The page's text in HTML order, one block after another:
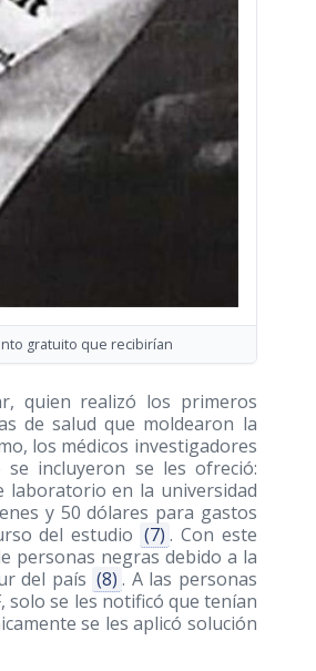
gratuito que recibirían
quien realizó los primeros
de salud que moldearon la
los médicos investigadores
incluyeron se les ofreció:
laboratorio en la universidad
y 50 dólares para gastos
del estudio (7) . Con este
personas negras debido a la
del país (8) . A las personas
solo se les notificó que tenían
se les aplicó solución